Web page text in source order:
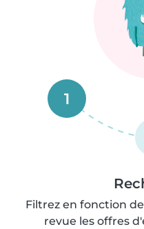
1
Filtrez en fonction
revue les offres